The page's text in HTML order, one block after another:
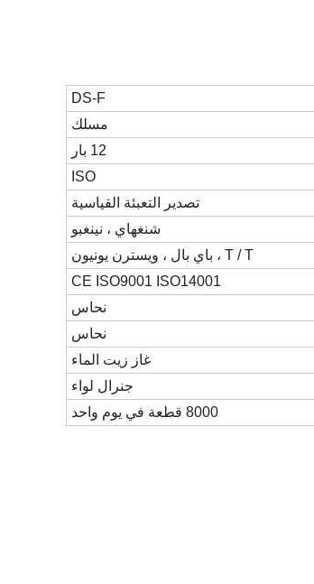
DS-F
مسلك
12 بار
ISO
تصدير التعبئة القياسية
شنغهاي ، نينغبو
T / T ، باي بال ، ويسترن يونيون
CE ISO9001 ISO14001
نحاس
نحاس
غاز زيت الماء
جنرال لواء
8000 قطعة في يوم واحد